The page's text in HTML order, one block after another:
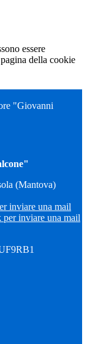
essere
della cookie
"Giovanni
(Mantova)
inviare una mail
inviare una mail